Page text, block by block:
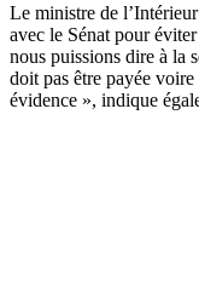
Le ministre de
avec le Sénat pour
nous puissions dire à la
doit pas être payée
évidence », indique